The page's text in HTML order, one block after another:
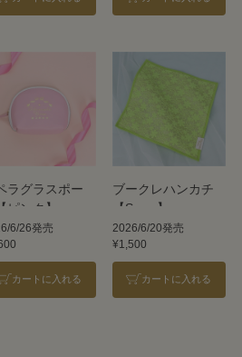
ラグラスポー
ピンク】
6/26発売
カートに入れる
ブークレハンカチ
【Snow】
2026/6/20発売
¥1,500
カートに入れる